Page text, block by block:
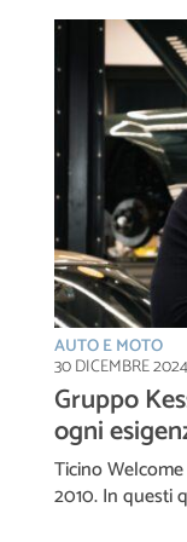
AUTO E MOTO
30 DICEMBRE 2024
Gruppo
ogni
Ticino
2010. In questi